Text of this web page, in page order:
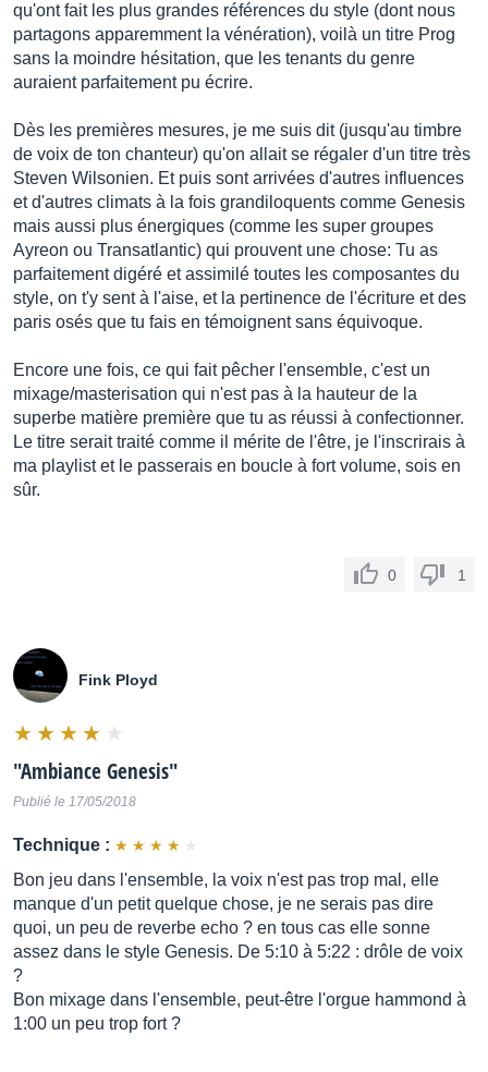
qu'ont fait les plus grandes références du style (dont nous
partagons apparemment la vénération), voilà un titre Prog
sans la moindre hésitation, que les tenants du genre
auraient parfaitement pu écrire.
Dès les premières mesures, je me suis dit (jusqu'au timbre
de voix de ton chanteur) qu'on allait se régaler d'un titre très
Steven Wilsonien. Et puis sont arrivées d'autres influences
et d'autres climats à la fois grandiloquents comme Genesis
mais aussi plus énergiques (comme les super groupes
Ayreon ou Transatlantic) qui prouvent une chose: Tu as
parfaitement digéré et assimilé toutes les composantes du
style, on t'y sent à l'aise, et la pertinence de l'écriture et des
paris osés que tu fais en témoignent sans équivoque.
Encore une fois, ce qui fait pêcher l'ensemble, c'est un
mixage/masterisation qui n'est pas à la hauteur de la
superbe matière première que tu as réussi à confectionner.
Le titre serait traité comme il mérite de l'être, je l'inscrirais à
ma playlist et le passerais en boucle à fort volume, sois en
sûr.
0 1
Fink Ployd
"Ambiance Genesis"
Publié le 17/05/2018
Technique :
Bon jeu dans l'ensemble, la voix n'est pas trop mal, elle
manque d'un petit quelque chose, je ne serais pas dire
quoi, un peu de reverbe echo ? en tous cas elle sonne
assez dans le style Genesis. De 5:10 à 5:22 : drôle de voix
?
Bon mixage dans l'ensemble, peut-être l'orgue hammond à
1:00 un peu trop fort ?